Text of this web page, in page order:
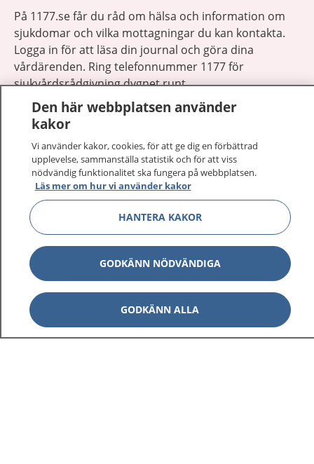
På 1177.se får du råd om hälsa och information om
sjukdomar och vilka mottagningar du kan kontakta.
Logga in för att läsa din journal och göra dina
vårdärenden. Ring telefonnummer 1177 för
sjukvårdsrådgivning dygnet runt.
1177 ger dig råd när du vill må bättre.
1177 på flera språk
Om 1177 Visa
Kontakt Visa
Behandling av personuppgifter
Den här webbplatsen använder
kakor
Vi använder kakor, cookies, för att ge dig en förbättrad
upplevelse, sammanställa statistik och för att viss
nödvändig funktionalitet ska fungera på webbplatsen.
Läs mer om hur vi använder kakor
HANTERA KAKOR
GODKÄNN NÖDVÄNDIGA
GODKÄNN ALLA